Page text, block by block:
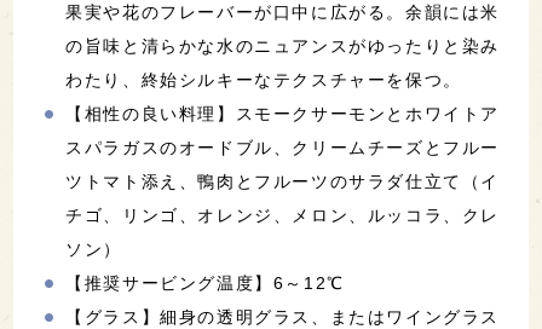
果実や花のフレーバーが口中に広がる。余韻には米
の旨味と清らかな水のニュアンスがゆったりと染み
わたり、終始シルキーなテクスチャーを保つ。
【相性の良い料理】スモークサーモンとホワイトア
スパラガスのオードブル、クリームチーズとフルー
ツトマト添え、鴨肉とフルーツのサラダ仕立て（イ
チゴ、リンゴ、オレンジ、メロン、ルッコラ、クレ
ソン）
【推奨サービング温度】6～12℃
【グラス】細身の透明グラス、またはワイングラス